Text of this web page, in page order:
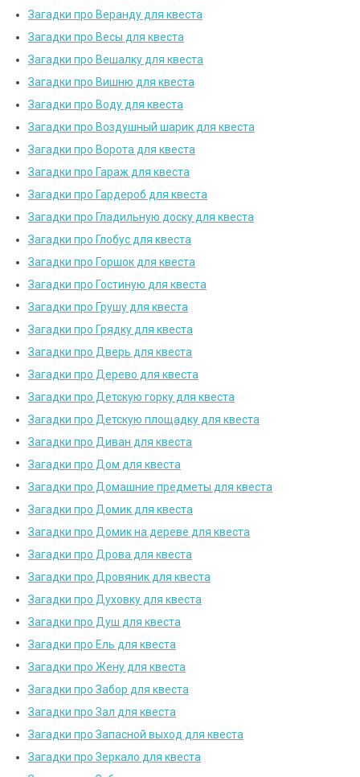
Загадки про Веранду для квеста
Загадки про Весы для квеста
Загадки про Вешалку для квеста
Загадки про Вишню для квеста
Загадки про Воду для квеста
Загадки про Воздушный шарик для квеста
Загадки про Ворота для квеста
Загадки про Гараж для квеста
Загадки про Гардероб для квеста
Загадки про Гладильную доску для квеста
Загадки про Глобус для квеста
Загадки про Горшок для квеста
Загадки про Гостиную для квеста
Загадки про Грушу для квеста
Загадки про Грядку для квеста
Загадки про Дверь для квеста
Загадки про Дерево для квеста
Загадки про Детскую горку для квеста
Загадки про Детскую площадку для квеста
Загадки про Диван для квеста
Загадки про Дом для квеста
Загадки про Домашние предметы для квеста
Загадки про Домик для квеста
Загадки про Домик на дереве для квеста
Загадки про Дрова для квеста
Загадки про Дровяник для квеста
Загадки про Духовку для квеста
Загадки про Душ для квеста
Загадки про Ель для квеста
Загадки про Жену для квеста
Загадки про Забор для квеста
Загадки про Зал для квеста
Загадки про Запасной выход для квеста
Загадки про Зеркало для квеста